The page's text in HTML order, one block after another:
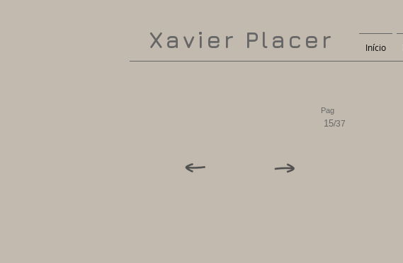
Xavier Placer Início
Pag
15/37